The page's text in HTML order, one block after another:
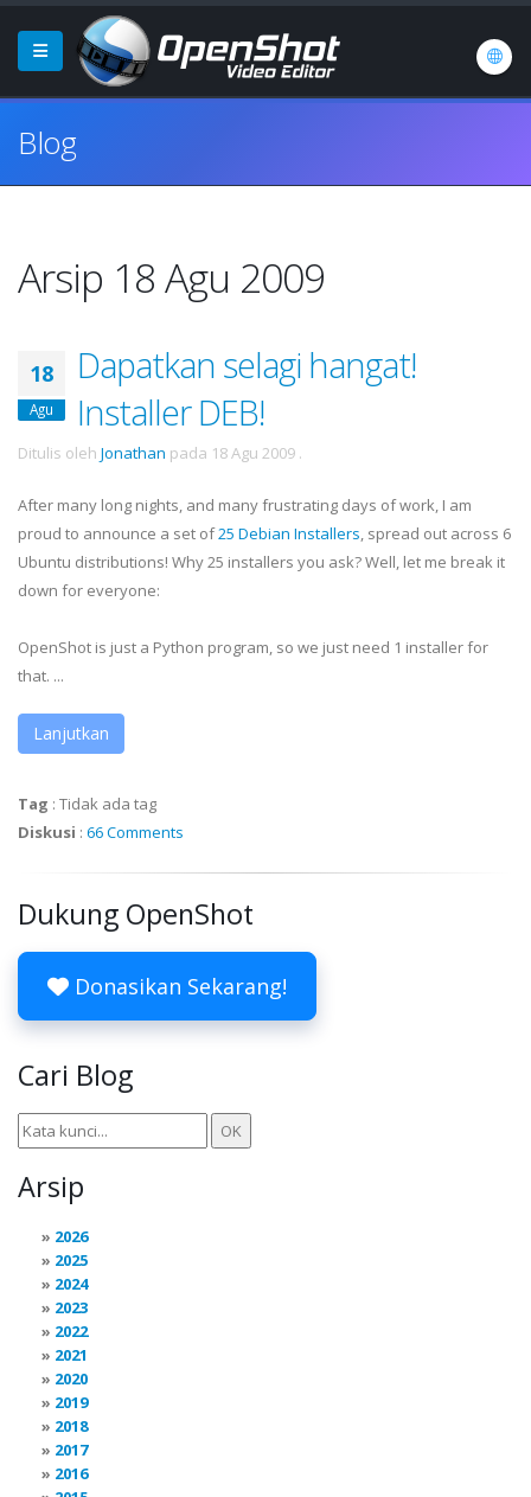
Blog
Arsip 18 Agu 2009
18
Agu
Dapatkan selagi hangat!
Installer DEB!
Ditulis oleh Jonathan pada 18 Agu 2009 .
After many long nights, and many frustrating days of work, I am
proud to announce a set of25 Debian Installers, spread out across 6
Ubuntu distributions! Why 25 installers you ask? Well, let me break it
down for everyone:
OpenShot is just a Python program, so we just need 1 installer for
that. ...
Lanjutkan
Tag : Tidak ada tag
Diskusi : 66 Comments
Dukung OpenShot
Donasikan Sekarang!
Cari Blog
Arsip
2026
2025
2024
2023
2022
2021
2020
2019
2018
2017
2016